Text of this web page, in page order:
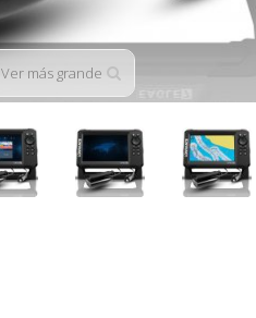
Ver más grande